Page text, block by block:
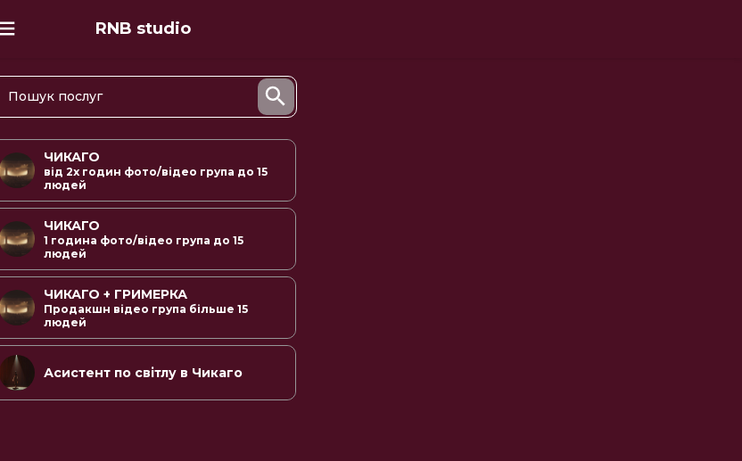
RNB studio
ЧИКАГО
від 2х годин фото/відео група до 15
людей
ЧИКАГО
1 година фото/відео група до 15
людей
ЧИКАГО + ГРИМЕРКА
Продакшн відео група більше 15
людей
Асистент по світлу в Чикаго